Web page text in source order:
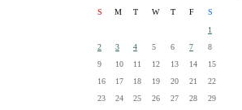
S M T W T F
S
1
2
3 4 5 6 7
8
9
10 11 12 13 14
15
16
17 18 19 20 21
22
23
24 25 26 27 28
29